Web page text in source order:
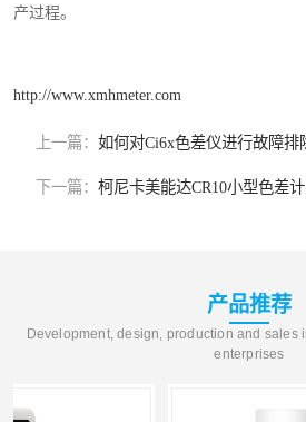
产过程。
http://www.xmhmeter.com
上一篇： 如何对Ci6x色差仪进行故障排
下一篇： 柯尼卡美能达CR10小型色差
产品推荐
Development, design, production and sales
enterprises